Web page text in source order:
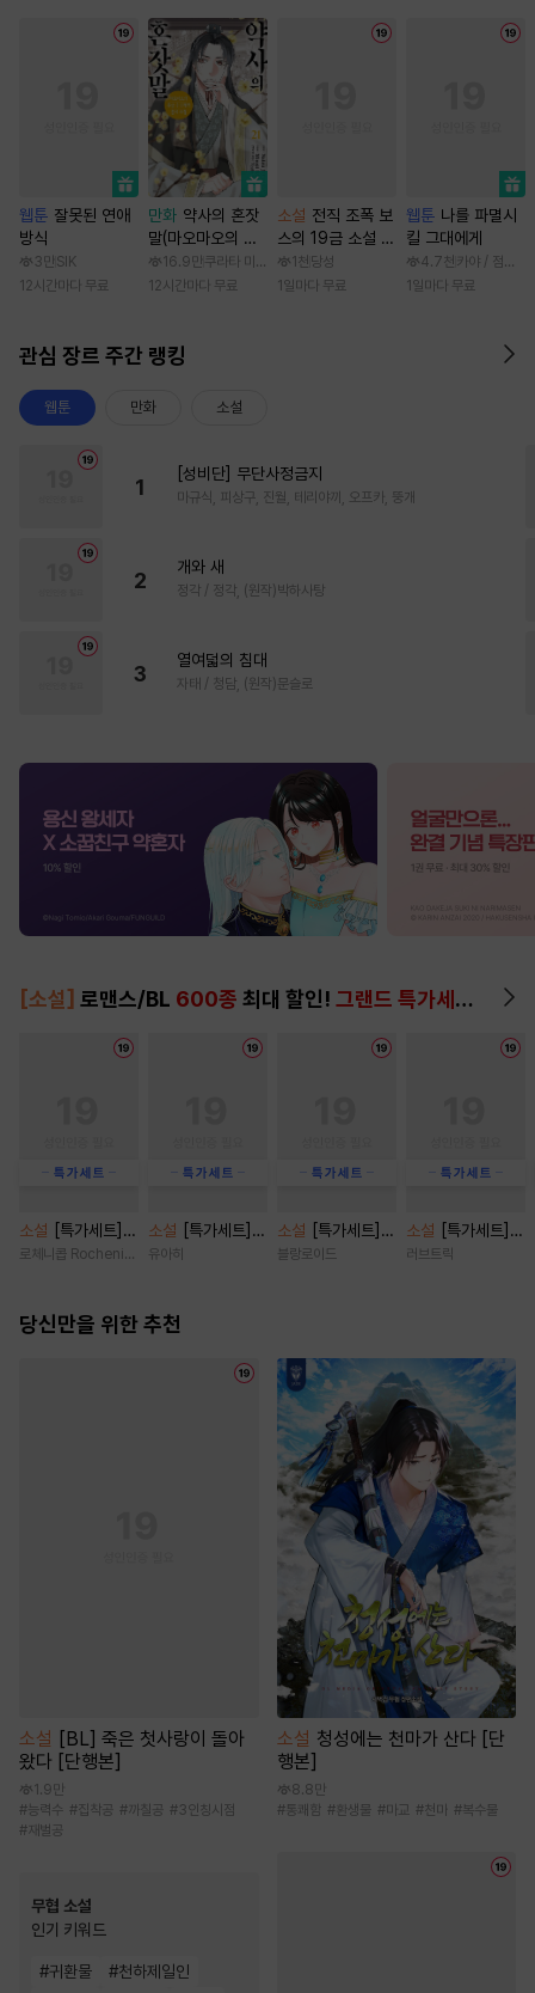
웹툰 잘못된 연애
방식
3만 SIK
12시간마다 무료
만화 약사의 혼잣
말(마오마오의 후
궁 수수께끼 풀이
수첩)
16.9만 쿠라타 미노지 / 휴우가 나츠
12시간마다 무료
소설 전직 조폭 보
스의 19금 소설 속
가정부 빙의기
1천 당성
1일마다 무료
웹툰 나를 파멸시
킬 그대에게
4.7천 카야 / 점면, (
1일마다 무료
관심 장르 주간 랭킹
웹툰 만화 소설
1
[성비단] 무단사정금지
마규식, 피상구, 진월, 테리야끼, 오프카, 뚱개
2
개와 새
정각 / 정각, (원작)박하사탕
3
열여덟의 침대
자태 / 청담, (원작)문슬로
[소설] 로맨스/BL 600종 최대 할인! 그랜드 특가세트
소설
[특가세트]
금단 위에 순정
로체니콥 Rocheni-cob
소설
[특가세트]
결혼이란 이름의
유아히
소설
[특가세트]
[BL] 트루 러브(Tr
블랑로이드
소설
[특가세트]
오, 마이 베이비(O
러브트릭
당신만을 위한 추천
소설 [BL] 죽은 첫사랑이 돌아
왔다 [단행본]
1.9만
#능력수 #집착공 #까칠공 #3인칭시점
# 재벌공
무협 소설
인기 키워드
#귀환물 #천하제일인
소설 청성에는 천마가 산다 [단
행본]
8.8만
#통쾌함 #환생물 #마교 #천마 #복수물